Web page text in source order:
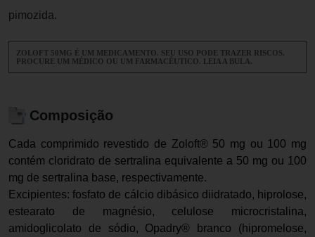
pimozida.
ZOLOFT 50MG É UM MEDICAMENTO. SEU USO PODE TRAZER RISCOS.
PROCURE UM MÉDICO OU UM FARMACÊUTICO. LEIA A BULA.
Composição
Cada comprimido revestido de Zoloft® 50 mg ou 100 mg
contém cloridrato de sertralina equivalente a 50 mg ou 100
mg de sertralina base, respectivamente.
Excipientes: fosfato de cálcio dibásico diidratado, hiprolose,
estearato de magnésio, celulose microcristalina,
amidoglicolato de sódio, Opadry® branco (hipromelose,